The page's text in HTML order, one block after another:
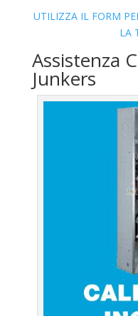
UTILIZZA IL FORM
LA
Assistenza
Junkers